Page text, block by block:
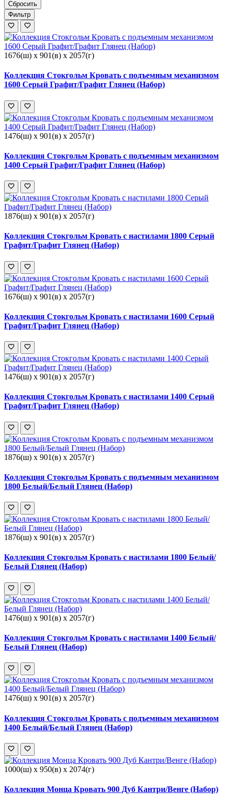
Сбросить
Фильтр
1676(ш) x 901(в) x 2057(г)
Коллекция Стокгольм Кровать с подъемным механизмом
1600 Серый Графит/Графит Глянец (Набор)
1476(ш) x 901(в) x 2057(г)
Коллекция Стокгольм Кровать с подъемным механизмом
1400 Серый Графит/Графит Глянец (Набор)
1876(ш) x 901(в) x 2057(г)
Коллекция Стокгольм Кровать с настилами 1800 Серый
Графит/Графит Глянец (Набор)
1676(ш) x 901(в) x 2057(г)
Коллекция Стокгольм Кровать с настилами 1600 Серый
Графит/Графит Глянец (Набор)
1476(ш) x 901(в) x 2057(г)
Коллекция Стокгольм Кровать с настилами 1400 Серый
Графит/Графит Глянец (Набор)
1876(ш) x 901(в) x 2057(г)
Коллекция Стокгольм Кровать с подъемным механизмом
1800 Белый/Белый Глянец (Набор)
1876(ш) x 901(в) x 2057(г)
Коллекция Стокгольм Кровать с настилами 1800 Белый/
Белый Глянец (Набор)
1476(ш) x 901(в) x 2057(г)
Коллекция Стокгольм Кровать с настилами 1400 Белый/
Белый Глянец (Набор)
1476(ш) x 901(в) x 2057(г)
Коллекция Стокгольм Кровать с подъемным механизмом
1400 Белый/Белый Глянец (Набор)
1000(ш) x 950(в) x 2074(г)
Коллекция Монца Кровать 900 Дуб Кантри/Венге (Набор)